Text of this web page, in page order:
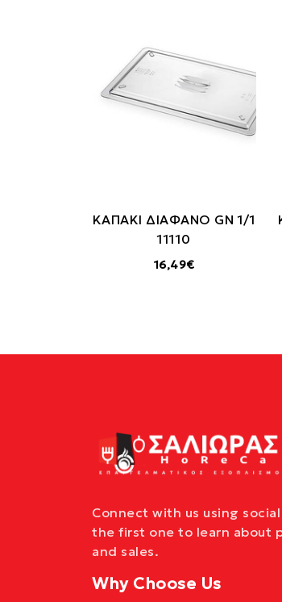
ΚΑΠΑΚΙ ΔΙΑΦΑΝΟ GN 1/1
11110
16,49€
Connect with us using
the first one to learn about
and sales.
Why Choose Us